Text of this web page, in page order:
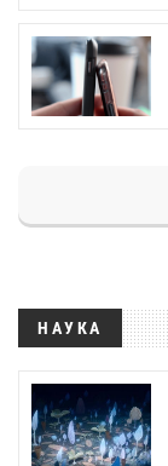
НАУКА